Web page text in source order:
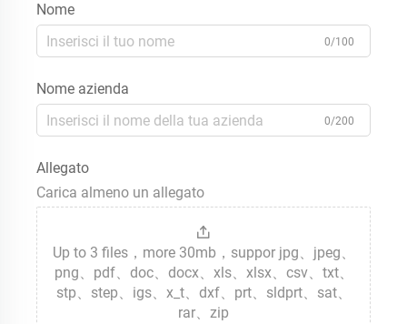
Nome
0/100
Nome azienda
0/200
Allegato
Carica almeno un allegato
Up to 3 files，more 30mb，suppor jpg、jpeg、
png、pdf、doc、docx、xls、xlsx、csv、txt、
stp、step、igs、x_t、dxf、prt、sldprt、sat、
rar、zip